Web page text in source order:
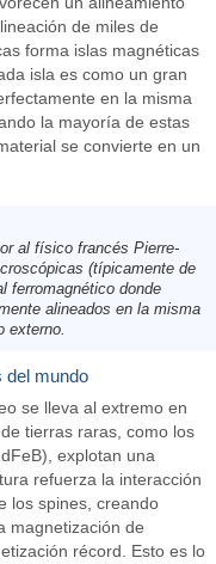
de miles de
forma islas magnéticas
isla es como un gran
en la misma
la mayoría de estas
se convierte en un
al físico francés Pierre-
(típicamente de
ferromagnético donde
alineados en la misma
externo.
del mundo
se lleva al extremo en
tierras raras, como los
explotan una
refuerza la interacción
los spines, creando
magnetización de
récord. Esto es lo